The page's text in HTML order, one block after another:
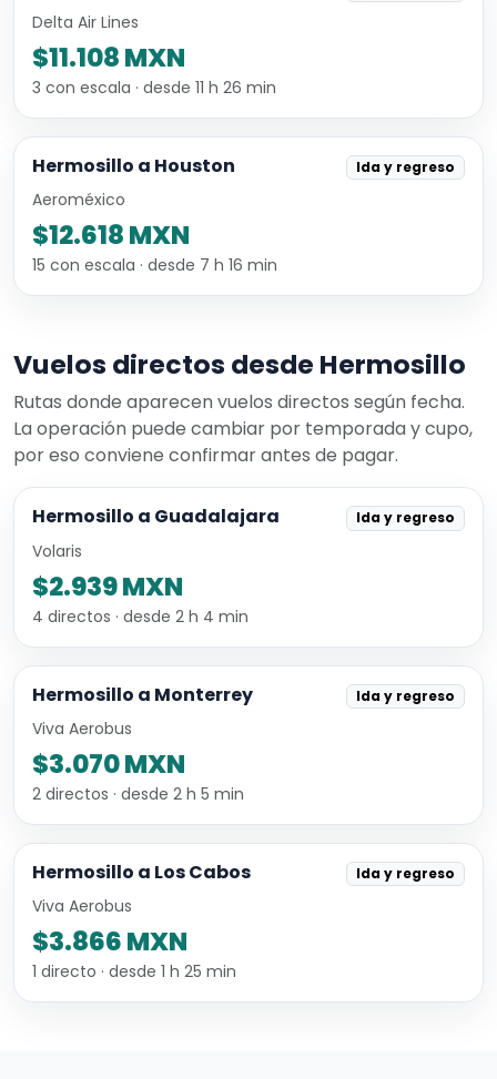
Delta Air Lines
$11.108 MXN
3 con escala · desde 11 h 26 min
Hermosillo a Houston Ida y regreso
Aeroméxico
$12.618 MXN
15 con escala · desde 7 h 16 min
Vuelos directos desde Hermosillo
Rutas donde aparecen vuelos directos según fecha.
La operación puede cambiar por temporada y cupo,
por eso conviene confirmar antes de pagar.
Hermosillo a Guadalajara Ida y regreso
Volaris
$2.939 MXN
4 directos · desde 2 h 4 min
Hermosillo a Monterrey Ida y regreso
Viva Aerobus
$3.070 MXN
2 directos · desde 2 h 5 min
Hermosillo a Los Cabos Ida y regreso
Viva Aerobus
$3.866 MXN
1 directo · desde 1 h 25 min